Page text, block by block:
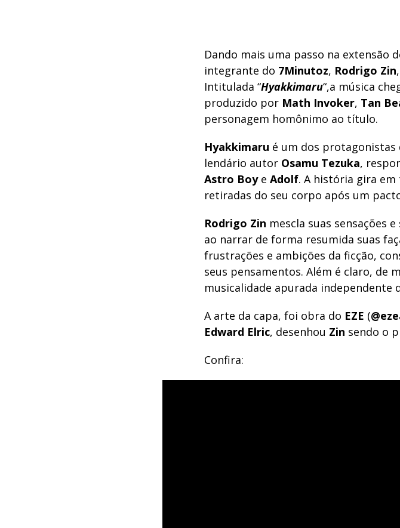
Dando mais uma passo na extensão
integrante do 7Minutoz, Rodrigo Zin
Intitulada “Hyakkimaru“,a música
produzido por Math Invoker, Tan
personagem homônimo ao título.
Hyakkimaru é um dos protagonistas
lendário autor Osamu Tezuka,
Astro Boye Adolf. A história gira
retiradas do seu corpo após um
Rodrigo Zin mescla suas sensações
ao narrar de forma resumida suas
frustrações e ambições da ficção,
seus pensamentos. Além é claro, de
musicalidade apurada independente
A arte da capa, foi obra do EZE (
Edward Elric, desenhou Zin sendo o
Confira: